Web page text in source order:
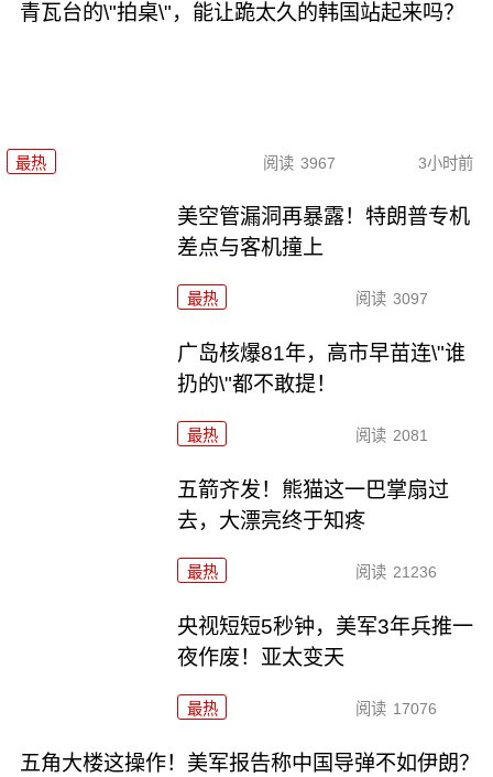
青瓦台的\"拍桌\"，能让跪太久的韩国站起来吗？
最热 阅读 3967 3小时前
美空管漏洞再暴露！特朗普专机
差点与客机撞上
最热 阅读 3097
广岛核爆81年，高市早苗连\"谁
扔的\"都不敢提！
最热 阅读 2081
五箭齐发！熊猫这一巴掌扇过
去，大漂亮终于知疼
最热 阅读 21236
央视短短5秒钟，美军3年兵推一
夜作废！亚太变天
最热 阅读 17076
五角大楼这操作！美军报告称中国导弹不如伊朗？